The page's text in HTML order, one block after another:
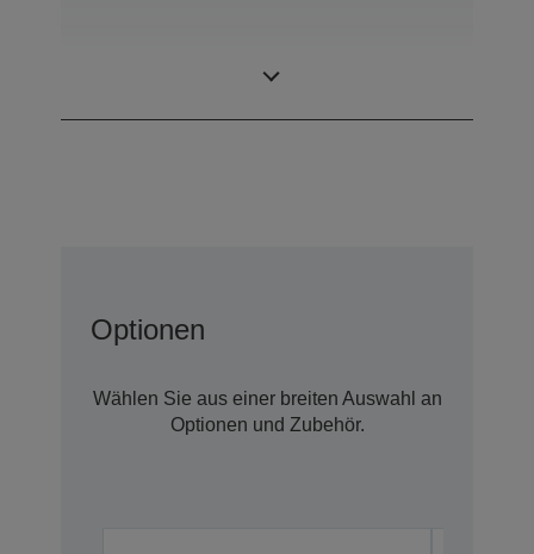
Optionen
Wählen Sie aus einer breiten Auswahl an
Optionen und Zubehör.